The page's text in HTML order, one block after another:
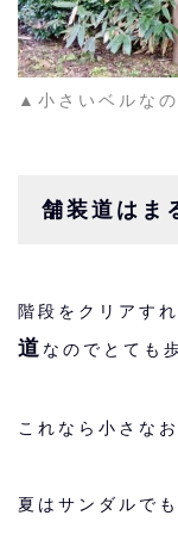
▲小さいベルな
舗装道はま
階段をクリアす
道 なのでとても
これなら小さな
夏はサンダルで